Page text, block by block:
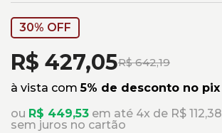
30% OFF
R$ 642,19
R$ 427,05
à vista com5% de desconto no pix
ou R$ 449,53 em até 4x de R$ 112,38
sem juros no cartão